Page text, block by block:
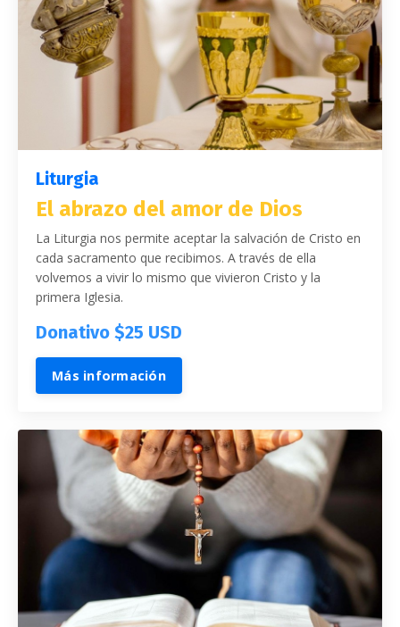
Liturgia
El abrazo del amor de Dios
La Liturgia nos permite aceptar la salvación de Cristo en
cada sacramento que recibimos. A través de ella
volvemos a vivir lo mismo que vivieron Cristo y la
primera Iglesia.
Donativo $25 USD
Más información